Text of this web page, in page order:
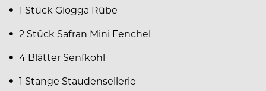
1 Stück Giogga Rübe
2 Stück Safran Mini Fenchel
4 Blätter Senfkohl
1 Stange Staudensellerie